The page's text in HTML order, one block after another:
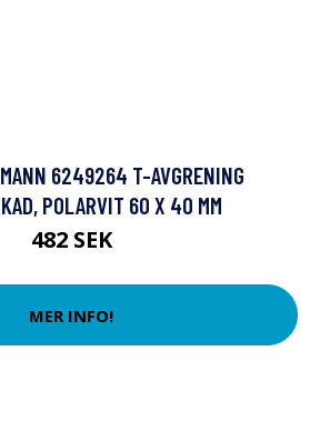
6249264 T-AVGRENING
POLARVIT 60 X 40 MM
482 SEK
MER INFO!